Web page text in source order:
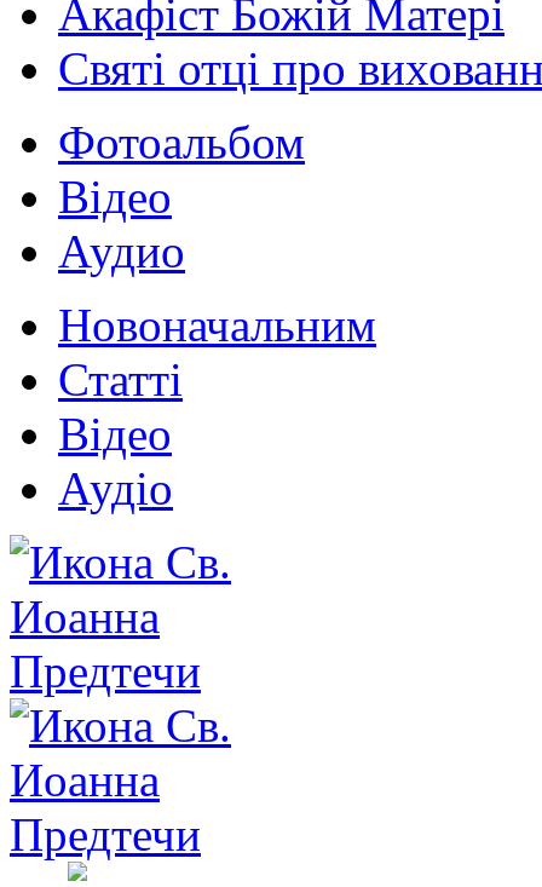
Акафіст Божій Матері
Святі отці про
Фотоальбом
Відео
Аудио
Новоначальним
Статті
Відео
Аудіо